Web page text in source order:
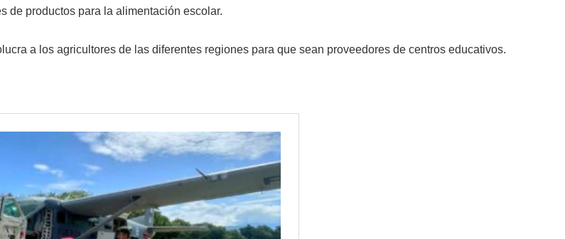
de productos para la alimentación escolar.
a los agricultores de las diferentes regiones para que sean proveedores de centros educativos.